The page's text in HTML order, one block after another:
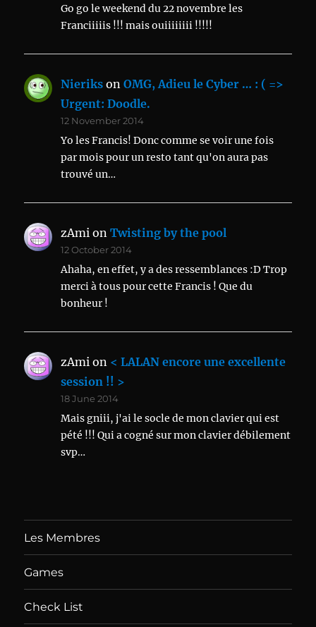
Go go le weekend du 22 novembre les
Franciiiiis !!! mais ouiiiiiiii !!!!!
Nieriks onOMG, Adieu le Cyber … : ( =>
Urgent: Doodle.
12 November 2014
Yo les Francis! Donc comme se voir une fois
par mois pour un resto tant qu'on aura pas
trouvé un…
zAmi onTwisting by the pool
12 October 2014
Ahaha, en effet, y a des ressemblances :D Trop
merci à tous pour cette Francis ! Que du
bonheur !
zAmi on < LALAN encore une excellente
session !! >
18 June 2014
Mais gniii, j'ai le socle de mon clavier qui est
pété !!! Qui a cogné sur mon clavier débilement
svp…
Les Membres
Games
Check List